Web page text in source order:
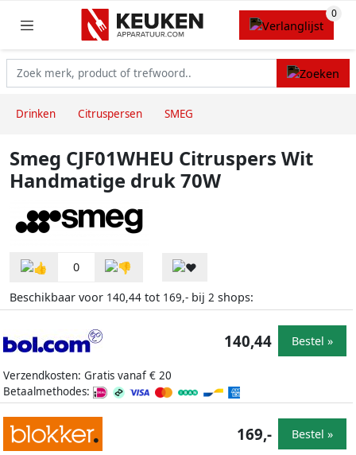
Drinken Citruspersen SMEG
Smeg CJF01WHEU Citruspers Wit
Handmatige druk 70W
0
Beschikbaar voor 140,44 tot 169,- bij 2 shops:
Verzendkosten: Gratis vanaf € 20
Betaalmethodes:
140,44 Bestel »
169,- Bestel »